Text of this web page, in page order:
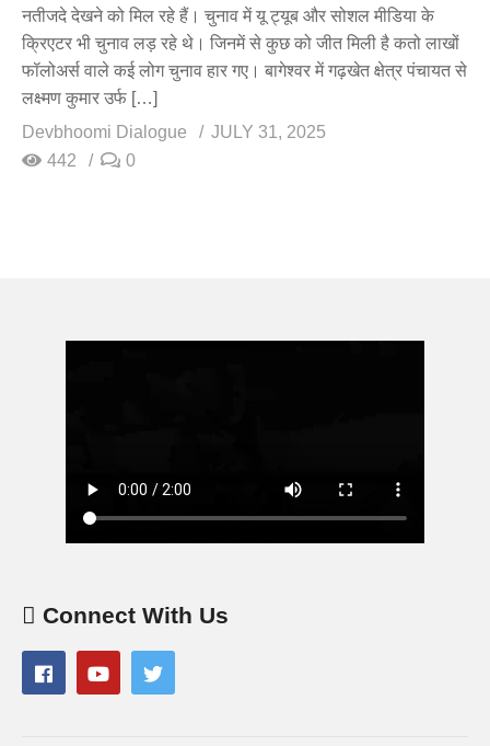
नतीजदे देखने को मिल रहे हैं। चुनाव में यू ट्यूब और सोशल मीडिया के
क्रिएटर भी चुनाव लड़ रहे थे। जिनमें से कुछ को जीत मिली है कतो लाखों
फॉलोअर्स वाले कई लोग चुनाव हार गए। बागेश्वर में गढ़खेत क्षेत्र पंचायत से
लक्ष्मण कुमार उर्फ […]
Devbhoomi Dialogue
JULY 31, 2025
442
0
Connect With Us